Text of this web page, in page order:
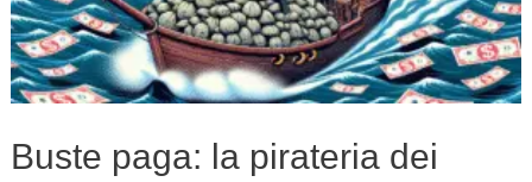
Buste paga: la pirateria dei
vostri
bonifici